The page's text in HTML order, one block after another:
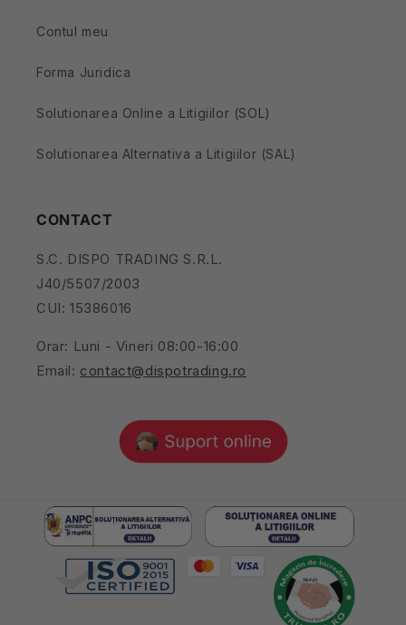
Contul meu
Forma Juridica
Solutionarea Online a Litigiilor (SOL)
Solutionarea Alternativa a Litigiilor (SAL)
CONTACT
S.C. DISPO TRADING S.R.L.
J40/5507/2003
CUI: 15386016
Orar: Luni - Vineri 08:00-16:00
Email: contact@dispotrading.ro